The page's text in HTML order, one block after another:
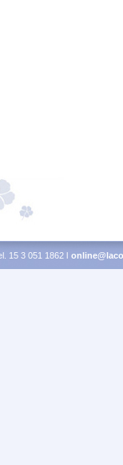
15 3 051 1862 l